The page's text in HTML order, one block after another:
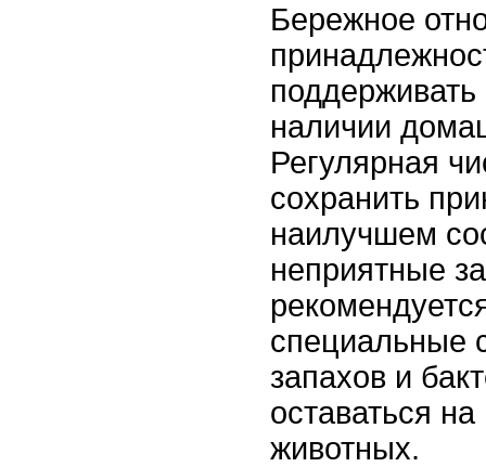
Бережное
наличии
Регулярная
сохранить
наилучшем
неприятные
специальные
запахов и
оставаться
животных.